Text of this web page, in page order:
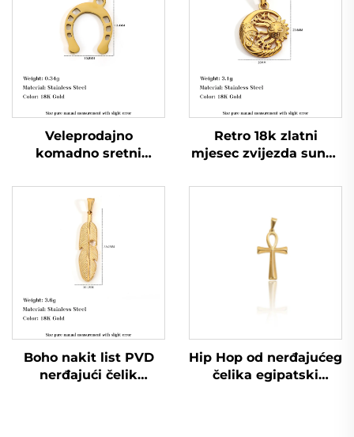
Veleprodajno
komadno sretni
pendan od nerđajućeg
čelika nakit
Retro 18k zlatni
mjesec zvijezda sunce
prirodna tema nakit
Boho nakit list PVD
nerđajući čelik
Hip Hop od nerđajućeg
čelika egipatski